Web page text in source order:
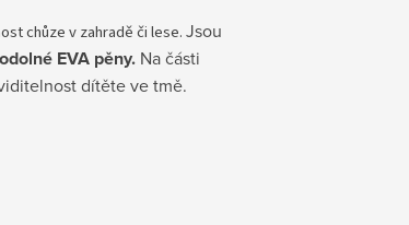
chůze v zahradě či lese.Jsou
EVA pěny. Na části
dítěte ve tmě.